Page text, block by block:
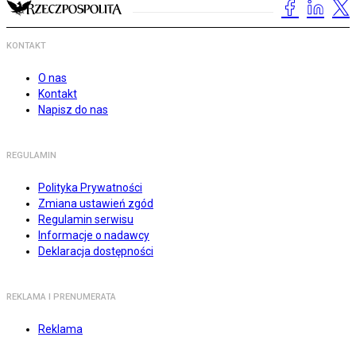
KONTAKT
O nas
Kontakt
Napisz do nas
REGULAMIN
Polityka Prywatności
Zmiana ustawień zgód
Regulamin serwisu
Informacje o nadawcy
Deklaracja dostępności
REKLAMA I PRENUMERATA
Reklama